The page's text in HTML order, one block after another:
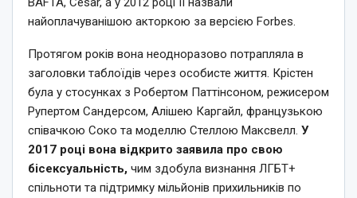
найоплачуванішою акторкою за версією Forbes.
Протягом років вона неодноразово потрапляла в
заголовки таблоїдів через особисте життя. Крістен
була у стосунках з Робертом Паттінсоном, режисером
Рупертом Сандерсом, Алішею Каргайл, французькою
співачкою Соко та моделлю Стеллою Максвелл. У
2017 році вона відкрито заявила про свою
бісексуальність, чим здобула визнання ЛГБТ+
спільноти та підтримку мільйонів прихильників по